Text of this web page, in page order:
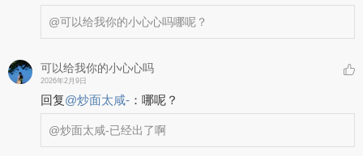
@可以给我你的小心心吗哪呢？
可以给我你的小心心吗
2026年2月9日
回复@炒面太咸- ： 哪呢？
@炒面太咸-已经出了啊